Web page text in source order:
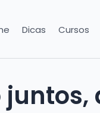
Dicas Cursos